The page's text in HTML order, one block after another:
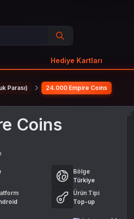
Hediye Kartları
Parası) 24.000 Empire Coins
Coins
Bölge
Türkiye
Ürün Tipi
Top-up